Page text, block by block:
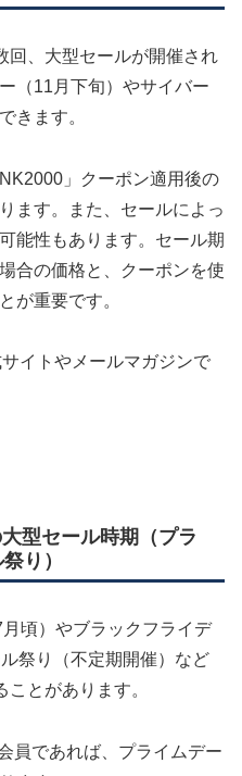
回、大型セールが開催され
（11月下旬）やサイバー
きます。
」クーポン適用後の
ます。また、セールによっ
能性もあります。セール期
合の価格と、クーポンを使
が重要です。
イトやメールマガジンで
型セール時期（プラ
り）
頃）やブラックフライデ
祭り（不定期開催）など
とがあります。
員であれば、プライムデー